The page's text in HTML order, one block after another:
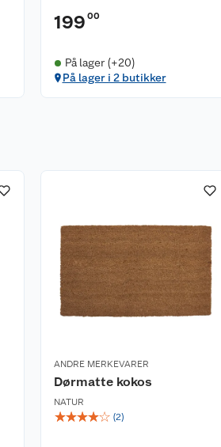
199 00
På lager (+20)
På lager i 2 butikker
ANDRE MERKEVARER
Dørmatte kokos
NATUR
☆☆☆☆☆ (2)